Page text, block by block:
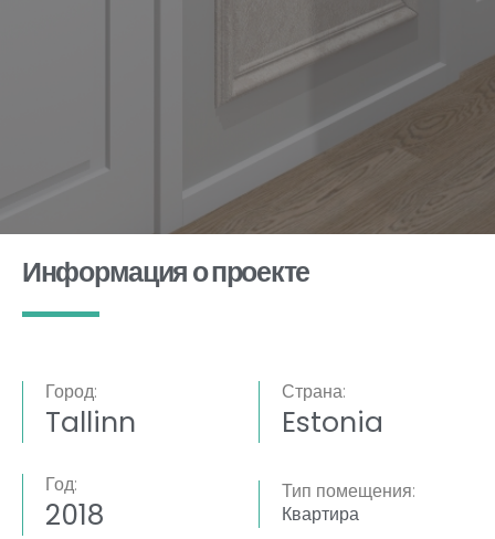
Информация о проекте
Город:
Tallinn
Страна:
Estonia
Год:
2018
Тип помещения:
Квартира